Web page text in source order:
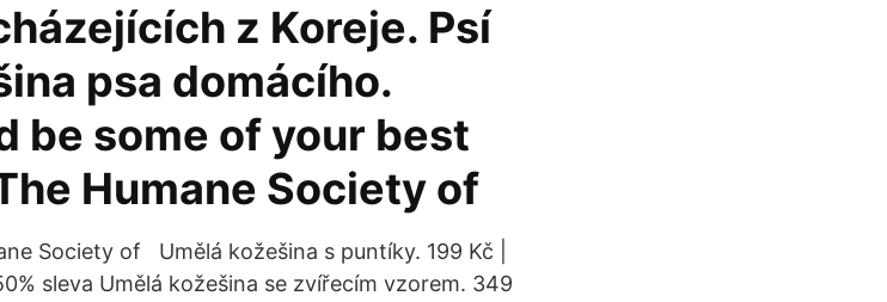
z Koreje. Psí
psa domácího.
be some of your best
Humane Society of
Society of Umělá kožešina s puntíky. 199 Kč |
sleva Umělá kožešina se zvířecím vzorem. 349